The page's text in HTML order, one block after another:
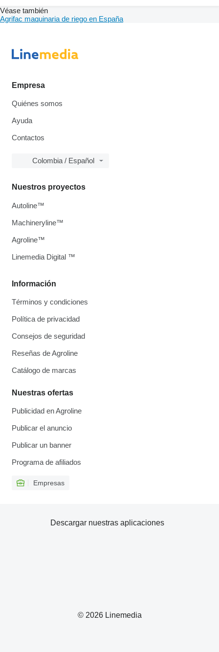
Véase también
Agrifac maquinaria de riego en España
Empresa
Quiénes somos
Ayuda
Contactos
Colombia / Español
Información
Términos y condiciones
Política de privacidad
Consejos de seguridad
Reseñas de Agroline
Catálogo de marcas
Nuestras ofertas
Publicidad en Agroline
Publicar el anuncio
Publicar un banner
Programa de afiliados
Empresas
Nuestros proyectos
Autoline™
Machineryline™
Agroline™
Linemedia Digital ™
© 2026 Linemedia
Descargar nuestras aplicaciones